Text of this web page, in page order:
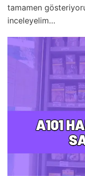
tamamen
inceleyelim…